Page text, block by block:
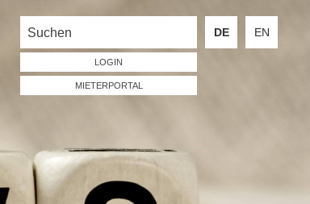
LOGIN
MIETERPORTAL
DE EN